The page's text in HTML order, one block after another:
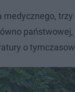
medycznego,
państwowej,
o